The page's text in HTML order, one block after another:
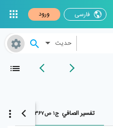
فارسی ورود
حدیث
تفسير الصافي ج۱ ص۳۶۷ بحار